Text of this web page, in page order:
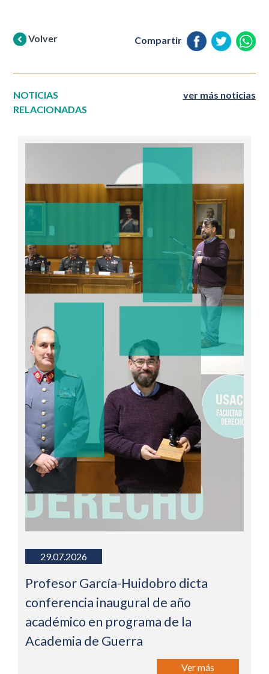
Volver Compartir
NOTICIAS
RELACIONADAS
ver más noticias
29.07.2026
Profesor García-Huidobro dicta
conferencia inaugural de año
académico en programa de la
Academia de Guerra
Ver más